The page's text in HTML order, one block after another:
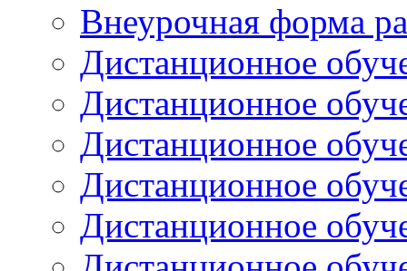
Внеурочная форма
Дистанционное
Дистанционное
Дистанционное
Дистанционное
Дистанционное